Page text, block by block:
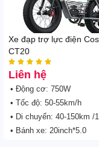
Xe đạp trợ lực điện
CT20
    
Liên hệ
• Động cơ: 750W
• Tốc độ: 50-55km/h
• Di chuyển: 40-150km /
• Bánh xe: 20inch*5.0